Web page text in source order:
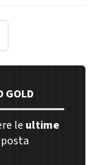
GOLD
le ultime